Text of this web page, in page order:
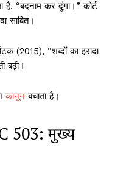
है, “बदनाम कर दूंगा।” कोर्ट
साबित।
(2015), “शब्दों का इरादा
बढ़ी।
कानून बचाता है।
503: मुख्य